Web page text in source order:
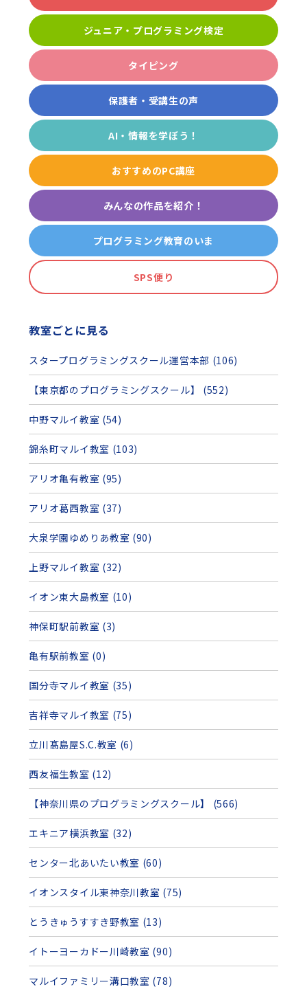
ジュニア・プログラミング検定
タイピング
保護者・受講生の声
AI・情報を学ぼう！
おすすめのPC講座
みんなの作品を紹介！
プログラミング教育のいま
SPS便り
教室ごとに見る
スタープログラミングスクール運営本部 (106)
【東京都のプログラミングスクール】 (552)
中野マルイ教室 (54)
錦糸町マルイ教室 (103)
アリオ亀有教室 (95)
アリオ葛西教室 (37)
大泉学園ゆめりあ教室 (90)
上野マルイ教室 (32)
イオン東大島教室 (10)
神保町駅前教室 (3)
亀有駅前教室 (0)
国分寺マルイ教室 (35)
吉祥寺マルイ教室 (75)
立川髙島屋S.C.教室 (6)
西友福生教室 (12)
【神奈川県のプログラミングスクール】 (566)
エキニア横浜教室 (32)
センター北あいたい教室 (60)
イオンスタイル東神奈川教室 (75)
とうきゅうすすき野教室 (13)
イトーヨーカドー川崎教室 (90)
マルイファミリー溝口教室 (78)